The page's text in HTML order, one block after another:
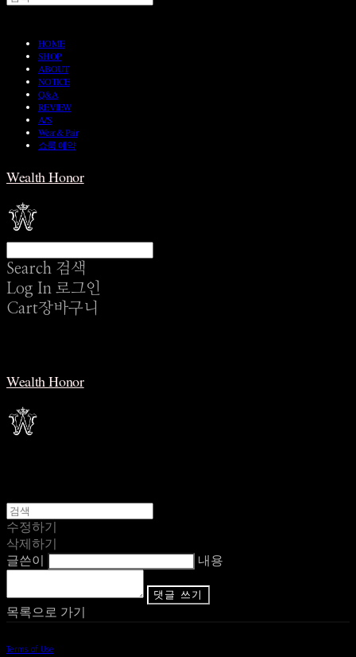
HOME
SHOP
ABOUT
NOTICE
Q&A
REVIEW
A/S
Wear & Pair
쇼룸 예약
Wealth Honor
Search 검색
Log In 로그인
Cart장바구니
Wealth Honor
수정하기
삭제하기
글쓴이
내용
댓글 쓰기
목록으로 가기
Terms of Use